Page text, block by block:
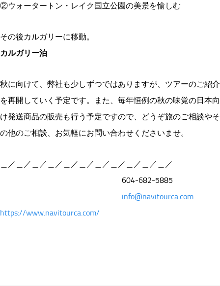
②ウォータートン・レイク国立公園の美景を愉しむ
その後カルガリーに移動。
カルガリー泊
秋に向けて、弊社も少しずつではありますが、ツアーのご紹介
を再開していく予定です。また、毎年恒例の秋の味覚の日本向
け発送商品の販売も行う予定ですので、どうぞ旅のご相談やそ
の他のご相談、お気軽にお問い合わせくださいませ。
＿／＿／＿／＿／＿／＿／＿／＿／＿／＿／＿／
604-682-5885
info@navitourca.com
https://www.navitourca.com/